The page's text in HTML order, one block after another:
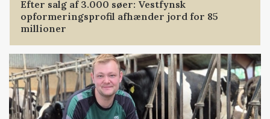
Efter salg af 3.000 søer: Vestfynsk
opformeringsprofil afhænder jord for 85
millioner